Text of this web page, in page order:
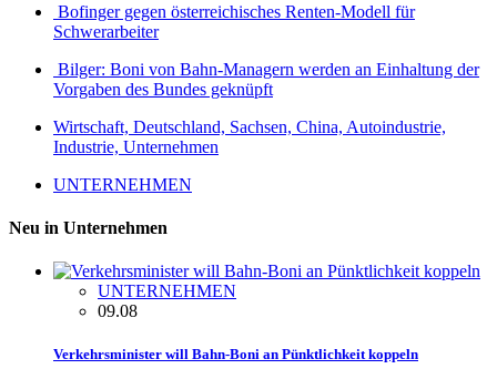
Bofinger gegen österreichisches Renten-Modell für
Schwerarbeiter
Bilger: Boni von Bahn-Managern werden an Einhaltung der
Vorgaben des Bundes geknüpft
Wirtschaft, Deutschland, Sachsen, China, Autoindustrie,
Industrie, Unternehmen
UNTERNEHMEN
Neu in Unternehmen
UNTERNEHMEN
09.08
Verkehrsminister will Bahn-Boni an Pünktlichkeit koppeln